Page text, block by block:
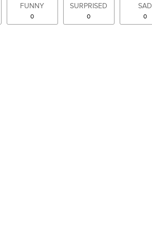
FUNNY
0
SURPRISED
0
SAD
0